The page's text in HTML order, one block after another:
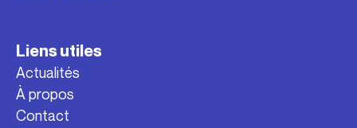
Liens utiles
Actualités
À propos
Contact